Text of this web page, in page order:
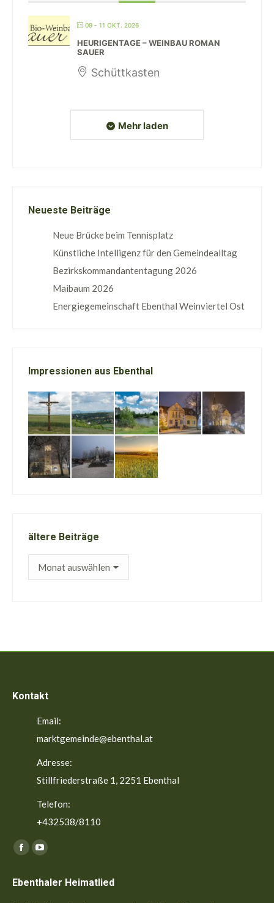
09 - 11 OKT. 2026
HEURIGENTAGE – WEINBAU ROMAN
SAUER
Schüttkasten
Mehr laden
Neueste Beiträge
Neue Brücke beim Tennisplatz
Künstliche Intelligenz für den Gemeindealltag
Bezirkskommandantentagung 2026
Maibaum 2026
Energiegemeinschaft Ebenthal Weinviertel Ost
Impressionen aus Ebenthal
ältere Beiträge
ältere
Kontakt
Email:
marktgemeinde@ebenthal.at
Adresse:
Stillfriederstraße 1, 2251 Ebenthal
Telefon:
+432538/8110
Finden Sie uns auf:
Facebook
opens
YouTube
opens
Ebenthaler Heimatlied